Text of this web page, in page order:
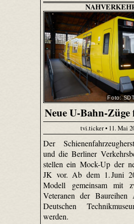
Foto:
Neue U-Bahn-
tvi.ticker • 11. Mai
Der
und die Berliner
stellen ein Mock-Up der
JK vor. Ab dem 1. Juni
Modell gemeinsam mit
Veteranen der
Deutschen
werden.